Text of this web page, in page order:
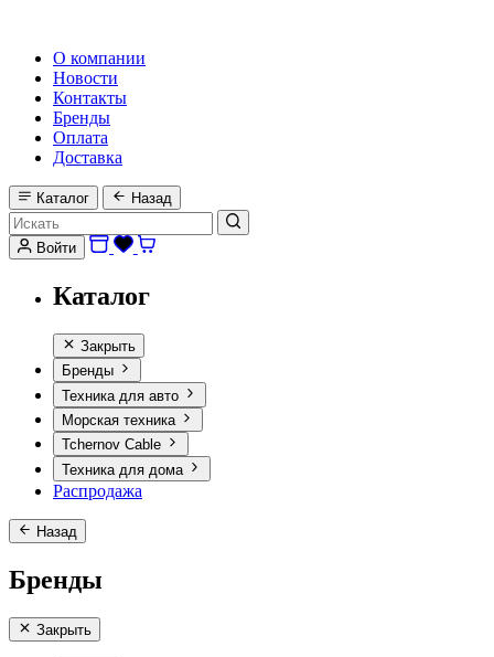
О компании
Новости
Контакты
Бренды
Оплата
Доставка
Каталог Назад
Войти
Каталог
Закрыть
Бренды
Техника для авто
Морская техника
Tchernov Cable
Техника для дома
Распродажа
Назад
Бренды
Закрыть